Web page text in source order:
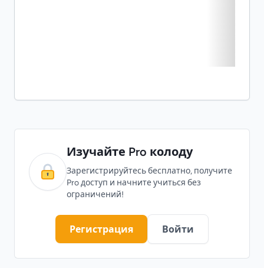
Изучайте Pro колоду
Зарегистрируйтесь бесплатно, получите
Pro доступ и начните учиться без
ограничений!
Регистрация Войти